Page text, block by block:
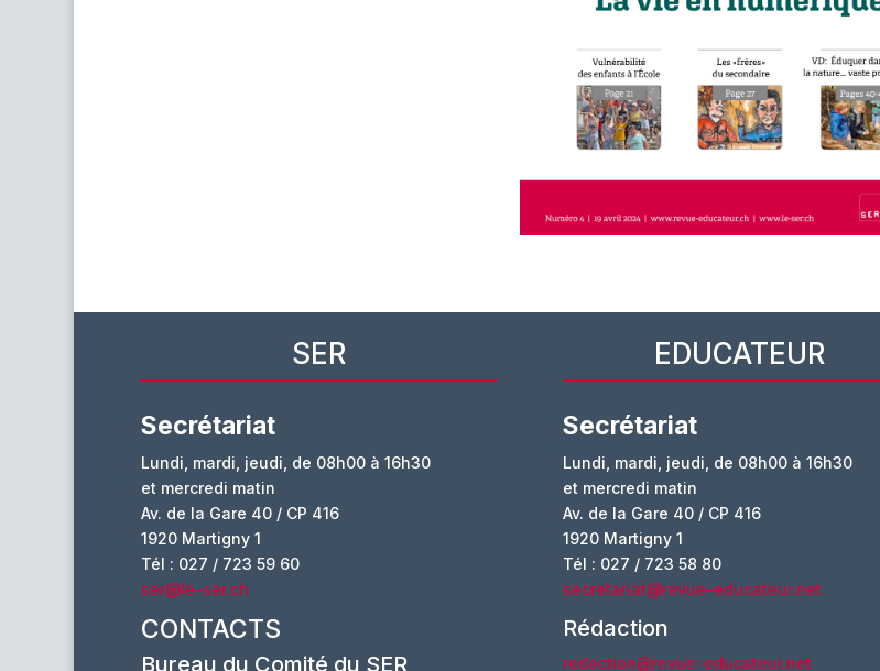
SER
Secrétariat
Lundi, mardi, jeudi, de 08h00 à 16h30
et mercredi matin
Av. de la Gare 40 / CP 416
1920 Martigny 1
Tél : 027 / 723 59 60
ser@le-ser.ch
CONTACTS
Bureau du Comité du SER
EDUCATEUR
Secrétariat
Lundi, mardi, jeudi, de 08h00 à 16h30
et mercredi matin
Av. de la Gare 40 / CP 416
1920 Martigny 1
Tél : 027 / 723 58 80
secretariat@revue-educateur.net
Rédaction
redaction@revue-educateur.net